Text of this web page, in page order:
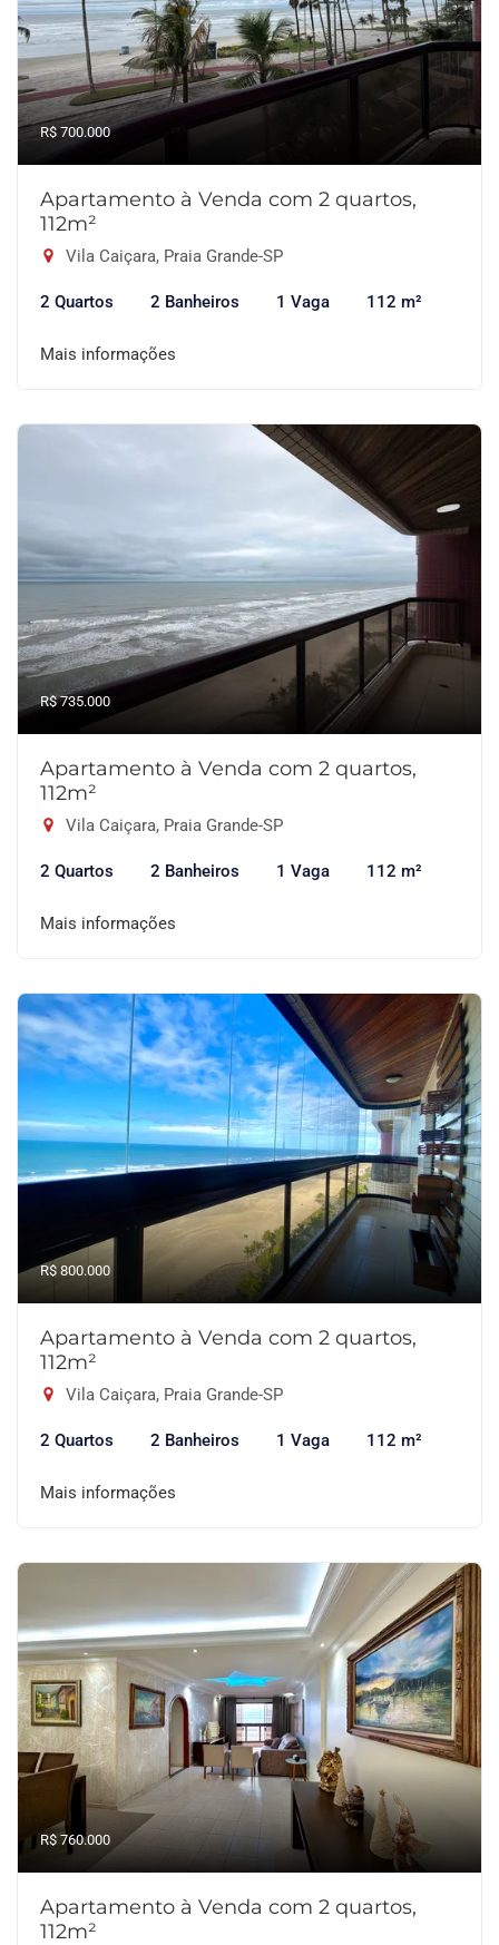
R$ 700.000
Apartamento à Venda com 2 quartos,
112m²
Vila Caiçara, Praia Grande-SP
2 Quartos 2 Banheiros 1 Vaga 112 m²
Mais informações
R$ 735.000
Apartamento à Venda com 2 quartos,
112m²
Vila Caiçara, Praia Grande-SP
2 Quartos 2 Banheiros 1 Vaga 112 m²
Mais informações
R$ 800.000
Apartamento à Venda com 2 quartos,
112m²
Vila Caiçara, Praia Grande-SP
2 Quartos 2 Banheiros 1 Vaga 112 m²
Mais informações
R$ 760.000
Apartamento à Venda com 2 quartos,
112m²